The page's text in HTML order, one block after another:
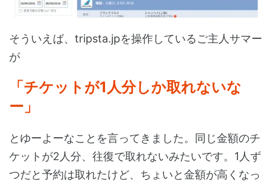
そういえば、tripsta.jpを操作しているご主人サマー
が
「チケットが1人分しか取れないな
ー」
とゆーよーなことを言ってきました。同じ金額のチ
ケットが2人分、往復で取れないみたいです。1人ず
つだと予約は取れたけど、ちょいと金額が高くなっ